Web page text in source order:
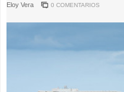
Eloy Vera 0 COMENTARIOS